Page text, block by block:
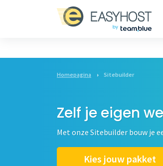
Homepagina Sitebuilder
Zelf je eigen
Met onze Sitebuilder bouw je
Kies jouw pakket